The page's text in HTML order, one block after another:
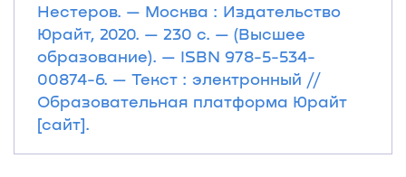
Нестеров. — Москва : Издательство
Юрайт, 2020. — 230 с. — (Высшее
образование). — ISBN 978-5-534-
00874-6. — Текст : электронный //
Образовательная платформа Юрайт
[сайт].